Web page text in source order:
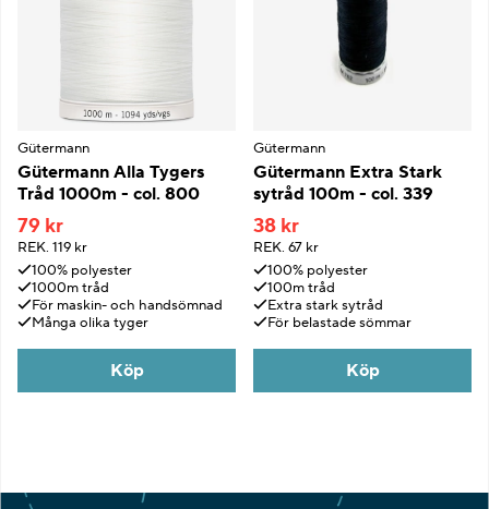
Gütermann
Gütermann Alla Tygers
Tråd 1000m - col. 800
79 kr
REK. 119 kr
100% polyester
1000m tråd
För maskin- och handsömnad
Många olika tyger
Köp
Gütermann
Gütermann Extra Stark
sytråd 100m - col. 339
38 kr
REK. 67 kr
100% polyester
100m tråd
Extra stark sytråd
För belastade sömmar
Köp